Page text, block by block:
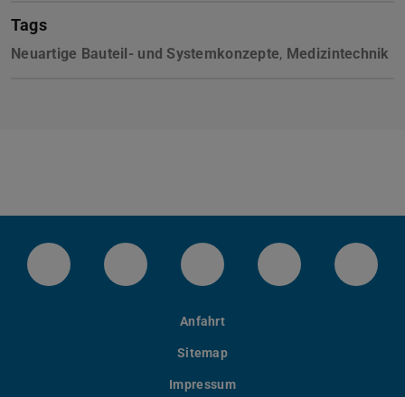
Tags
Neuartige Bauteil- und Systemkonzepte, Medizintechnik
Instagram-Kanal von etit
Facebookpage von etit
YouTube-Channel von
LinkedIn-
Anfahrt
Sitemap
Impressum